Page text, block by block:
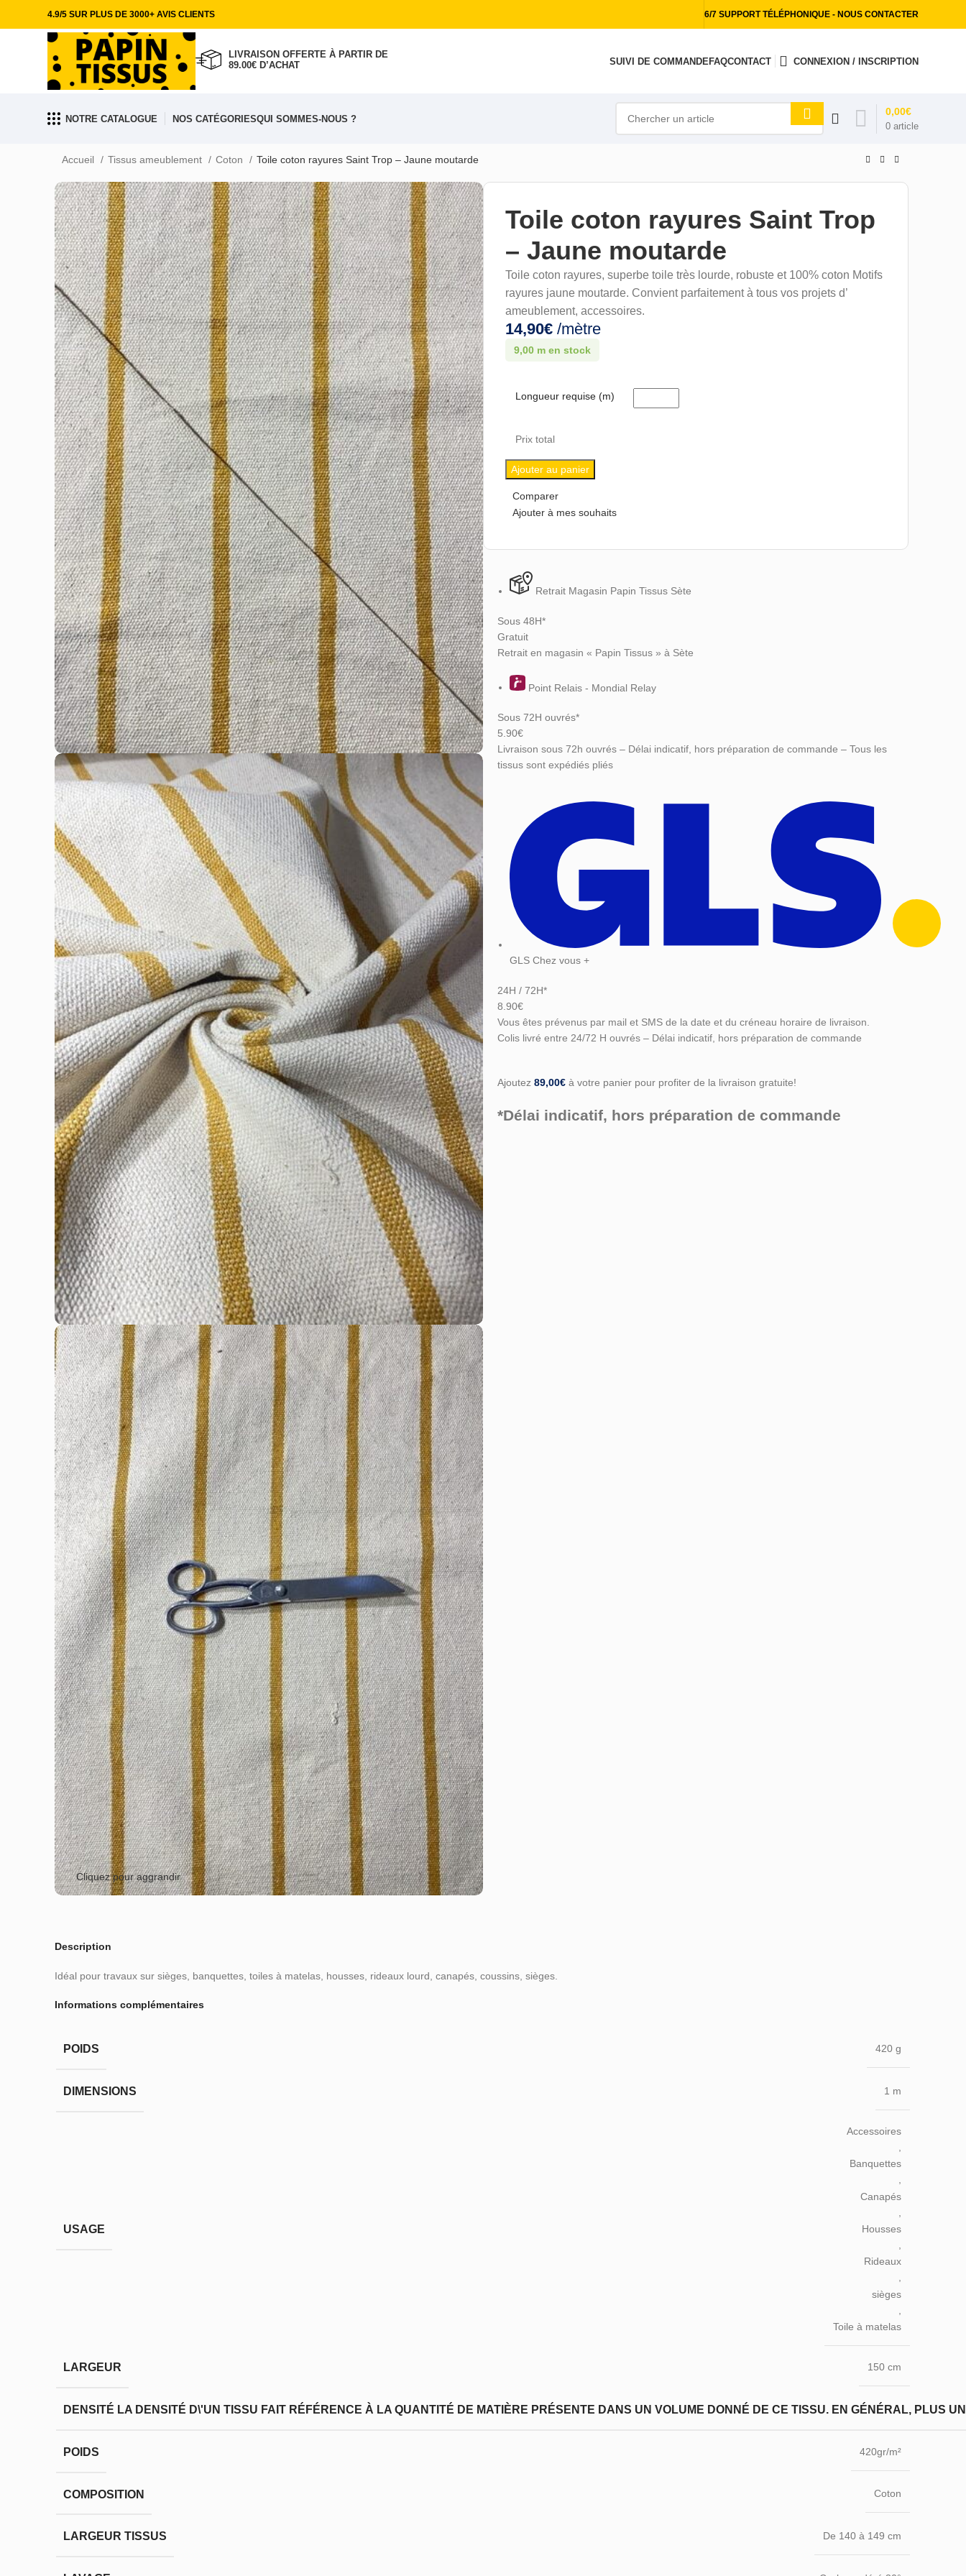
4.9/5 SUR PLUS DE 3000+ AVIS CLIENTS 6/7 SUPPORT TÉLÉPHONIQUE - NOUS CONTACTER
LIVRAISON OFFERTE À PARTIR DE
89.00€ D’ACHAT
SUIVI DE COMMANDEFAQCONTACT CONNEXION / INSCRIPTION
NOTRE CATALOGUE NOS CATÉGORIESQUI SOMMES-NOUS ?
0 article
0,00€
Accueil Tissus ameublement Coton Toile coton rayures Saint Trop – Jaune moutarde
Cliquez pour aggrandir
Toile coton rayures Saint Trop
– Jaune moutarde
Toile coton rayures, superbe toile très lourde, robuste et 100% coton Motifs
rayures jaune moutarde. Convient parfaitement à tous vos projets d’
ameublement, accessoires.
14,90€ /mètre
9,00 m en stock
Longueur requise (m)
Prix total
Ajouter au panier
Comparer
Ajouter à mes souhaits
Retrait Magasin Papin Tissus Sète
Sous 48H*
Gratuit
Retrait en magasin « Papin Tissus » à Sète
Point Relais - Mondial Relay
Sous 72H ouvrés*
5.90€
Livraison sous 72h ouvrés – Délai indicatif, hors préparation de commande – Tous les
tissus sont expédiés pliés
GLS Chez vous +
24H / 72H*
8.90€
Vous êtes prévenus par mail et SMS de la date et du créneau horaire de livraison.
Colis livré entre 24/72 H ouvrés – Délai indicatif, hors préparation de commande
Ajoutez 89,00€ à votre panier pour profiter de la livraison gratuite!
*Délai indicatif, hors préparation de commande
Description
Idéal pour travaux sur sièges, banquettes, toiles à matelas, housses, rideaux lourd, canapés, coussins, sièges.
Informations complémentaires
POIDS 420 g
DIMENSIONS 1 m
USAGE
Accessoires
Banquettes
,
Canapés
Housses
Rideaux
,
sièges
Toile à matelas
LARGEUR 150 cm
DENSITÉ LA DENSITÉ D\'UN TISSU FAIT RÉFÉRENCE À LA QUANTITÉ DE MATIÈRE PRÉSENTE DANS UN VOLUME DONNÉ DE CE TISSU. EN GÉNÉRAL, PLUS
POIDS 420gr/m²
COMPOSITION Coton
LARGEUR TISSUS De 140 à 149 cm